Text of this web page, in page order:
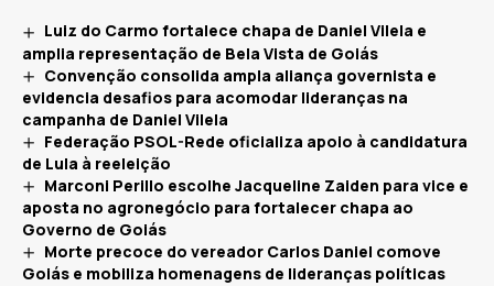
Luiz do Carmo fortalece chapa de Daniel Vilela e
amplia representação de Bela Vista de Goiás
Convenção consolida ampla aliança governista e
evidencia desafios para acomodar lideranças na
campanha de Daniel Vilela
Federação PSOL-Rede oficializa apoio à candidatura
de Lula à reeleição
Marconi Perillo escolhe Jacqueline Zaiden para vice e
aposta no agronegócio para fortalecer chapa ao
Governo de Goiás
Morte precoce do vereador Carlos Daniel comove
Goiás e mobiliza homenagens de lideranças políticas